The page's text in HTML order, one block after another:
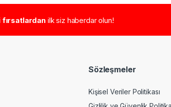
fırsatlardan ilk siz haberdar olun!
Sözleşmeler
Kişisel Veriler Politikası